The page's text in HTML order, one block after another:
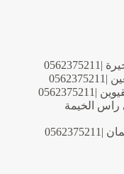
راس الخيمة